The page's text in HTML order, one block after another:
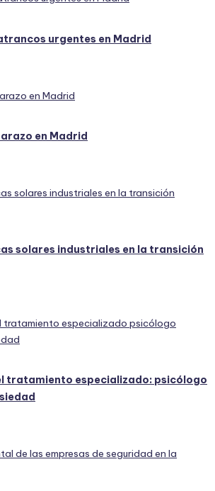
urgentes en Madrid
en Madrid
solares industriales en la transición
tratamiento especializado: psicólogo